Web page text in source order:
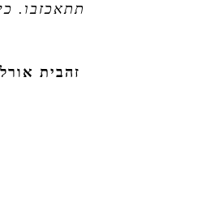
תתאכזבו.
זהבית